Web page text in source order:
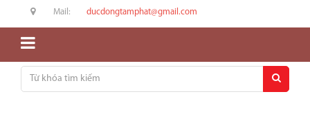
Mail: ducdongtamphat@gmail.com